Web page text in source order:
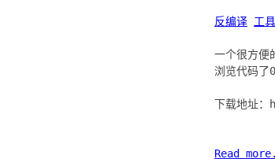
反编译 工具
一个很方
浏览代码
下载地址
Read